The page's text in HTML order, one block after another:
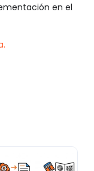
en el